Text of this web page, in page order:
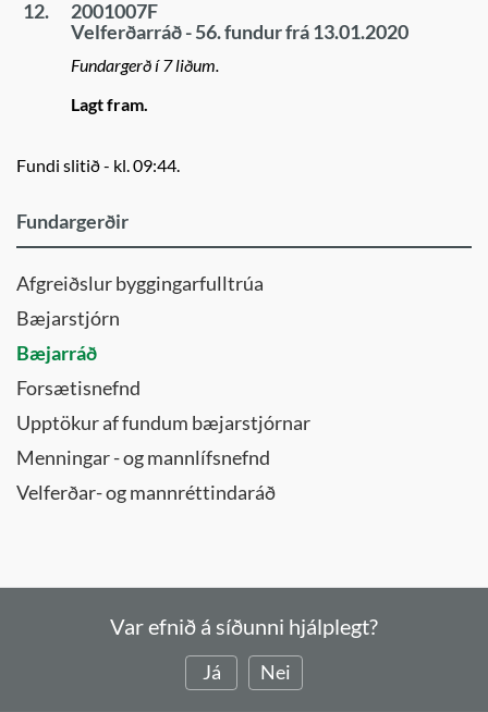
12.
2001007F
Velferðarráð - 56. fundur frá 13.01.2020
Fundargerð í 7 liðum.
Lagt fram.
Fundi slitið - kl. 09:44.
Fundargerðir
Afgreiðslur byggingarfulltrúa
Bæjarstjórn
Bæjarráð
Forsætisnefnd
Upptökur af fundum bæjarstjórnar
Menningar - og mannlífsnefnd
Velferðar- og mannréttindaráð
Var efnið á síðunni hjálplegt?
Já Nei